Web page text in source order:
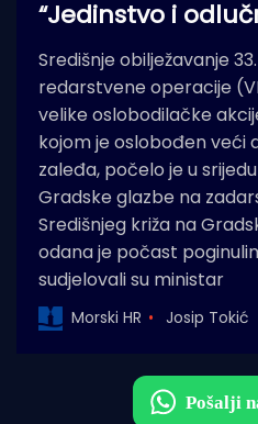
“Jedinstvo i
Središnje obilježavanje
redarstvene operacije
velike oslobodilačke
kojom je oslobođen veći
zaleđa, počelo je u
Gradske glazbe na
Središnjeg križa na
odana je počast
sudjelovali su ministar
Morski HR Josip Tokić